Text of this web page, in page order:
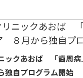
ックあおば 「歯周病
自プログラム開始